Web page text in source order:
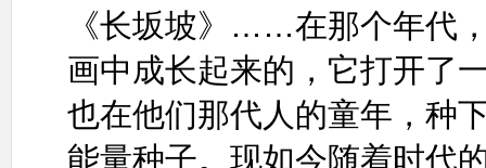
《长坂坡》……在那个年代
画中成长起来的，它打开了
也在他们那代人的童年，种
能量种子。现如今随着时代